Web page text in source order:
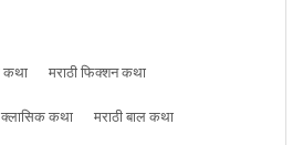
कथा
मराठी फिक्शन कथा
क्लासिक कथा
मराठी बाल कथा